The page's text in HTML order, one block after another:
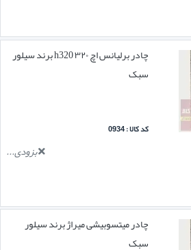
چادر برلیانس اچ ۳۲۰ h320 برند سیلور
سبک
کد کالا : 0934
بزودی...
چادر میتسوبیشی میراژ برند سیلور
سبک